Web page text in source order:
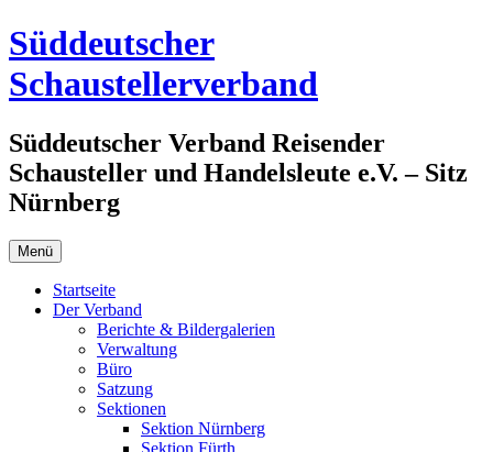
Zum
Inhalt
springen
Süddeutscher
Schaustellerverband
Süddeutscher Verband Reisender
Schausteller und Handelsleute e.V. – Sitz
Nürnberg
Menü
Startseite
Der Verband
Berichte & Bildergalerien
Verwaltung
Büro
Satzung
Sektionen
Sektion Nürnberg
Sektion Fürth